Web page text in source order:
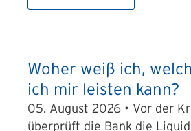
Woher weiß ich,
ich mir leisten kann?
05. August 2026 • Vor der
überprüft die Bank die